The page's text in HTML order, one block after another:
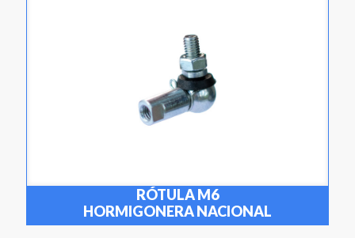
RÓTULA M6
HORMIGONERA NACIONAL